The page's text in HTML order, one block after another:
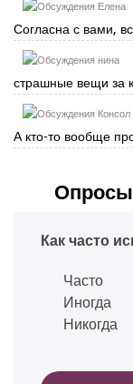
Елена
Согласна с вами,
нина
страшные вещи за
Консол
А кто-то вообще
Опросы
Как часто
Часто
Иногда
Никогда